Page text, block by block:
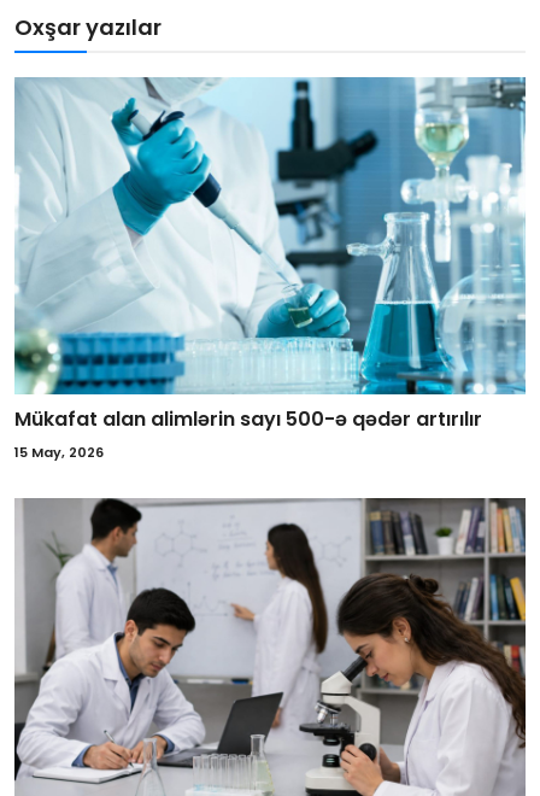
Oxşar yazılar
Mükafat alan alimlərin sayı 500-ə qədər artırılır
15 May, 2026